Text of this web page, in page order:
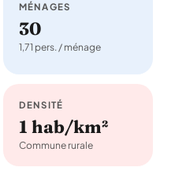
MÉNAGES
30
1,71 pers. / ménage
DENSITÉ
1 hab/km²
Commune rurale